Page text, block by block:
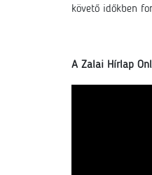
követő időkben
A Zalai Hírlap